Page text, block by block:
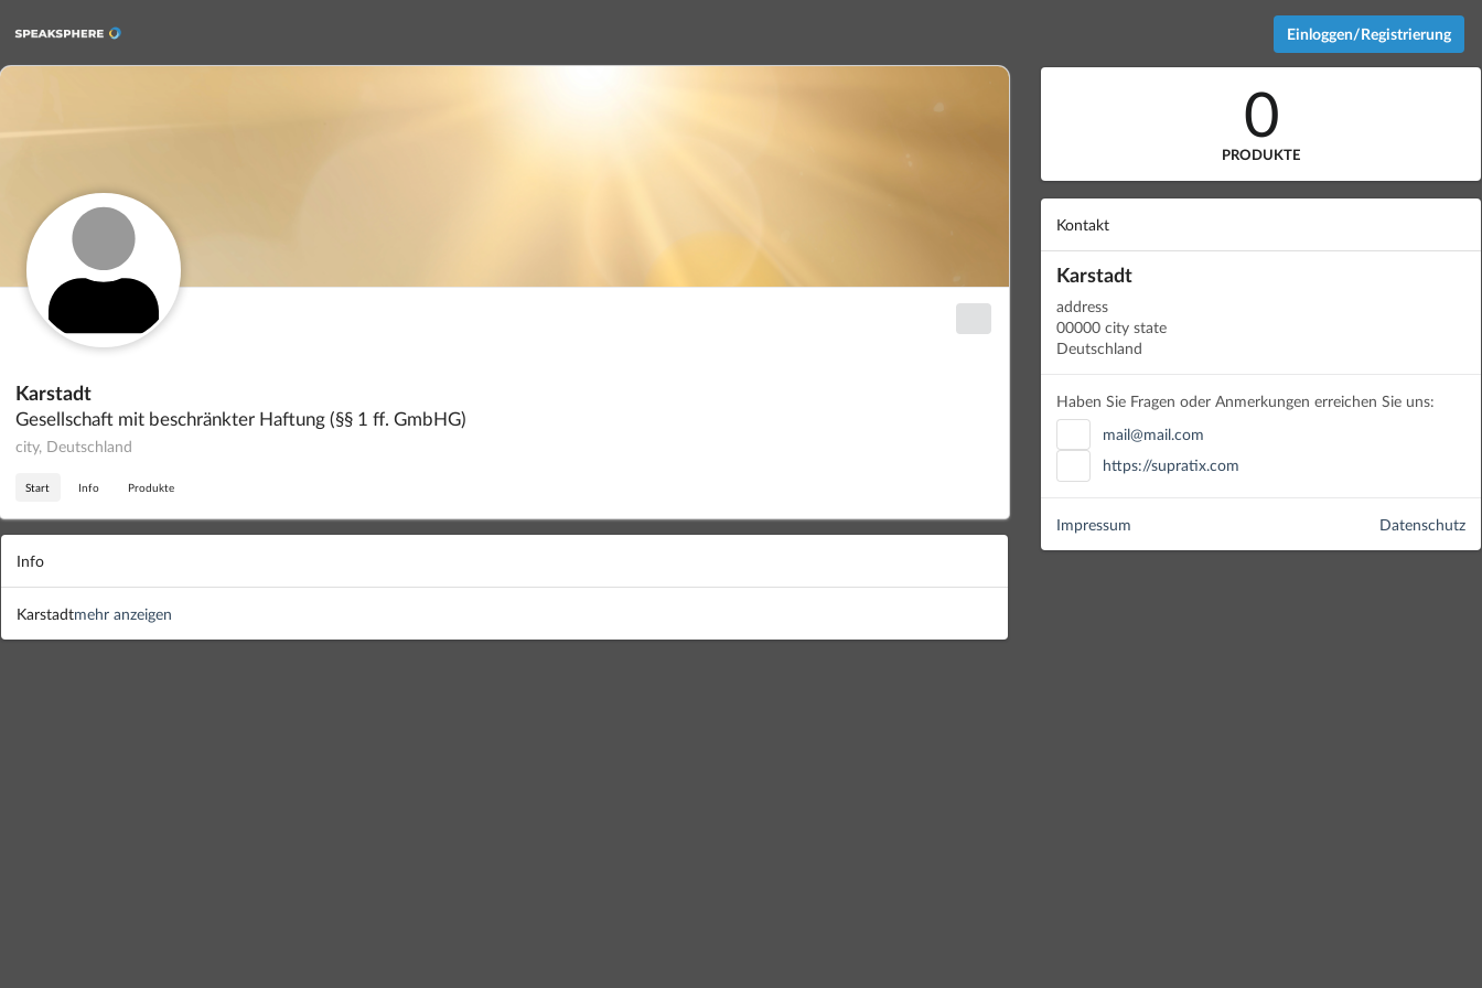
Einloggen/Registrierung
Karstadt
Gesellschaft mit beschränkter Haftung (§§ 1 ff. GmbHG)
city, Deutschland
Start Info Produkte
Info
Karstadtmehr anzeigen
0
PRODUKTE
Kontakt
Karstadt
address
00000 city state
Deutschland
Haben Sie Fragen oder Anmerkungen erreichen Sie uns:
mail@mail.com
https://supratix.com
Datenschutz
Impressum